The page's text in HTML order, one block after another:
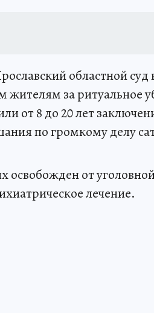
областной
за ритуальное
от 8 до 20 лет
по громкому делу
от
лечение.